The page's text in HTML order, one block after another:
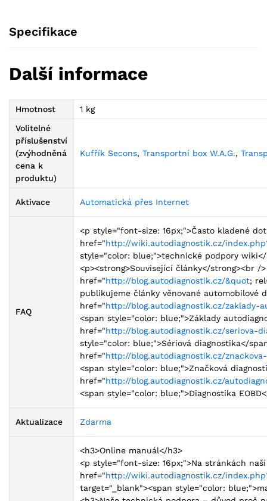
Specifikace
Další informace
Hmotnost
1 kg
Volitelné
příslušenství
(zvýhodněná
cena k
produktu)
Kufřík Secons, Transportní box W.A.G.,
Aktivace Automatická přes Internet
FAQ
<p style="font-size: 16px;">Často kladené
href="http://wiki.autodiagnostik.cz/
style="color: blue;">technické podpory wiki</
<p><strong>Související články</strong><br /
href="http://blog.autodiagnostik.cz/&quot;
publikujeme články věnované automobilové
href="http://blog.autodiagnostik.cz/zaklady-
<span style="color: blue;">Základy
href="http://blog.autodiagnostik.cz/seriova-
style="color: blue;">Sériová diagnostika</
href="http://blog.autodiagnostik.cz/
<span style="color: blue;">Značková
href="http://blog.autodiagnostik.cz/
<span style="color: blue;">Diagnostika
Aktualizace Zdarma
<h3>Online manuál</h3>
<p style="font-size: 16px;">Na stránkách
href="http://wiki.autodiagnostik.cz/
target="_blank"><span style="color: